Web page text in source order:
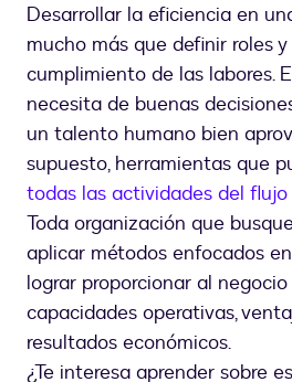
Desarrollar la eficiencia en
mucho más que definir roles
cumplimiento de las labores.
necesita de buenas
un talento humano bien
supuesto, herramientas que
todas las actividades del
Toda organización que
aplicar métodos enfocados
lograr proporcionar al
capacidades operativas,
resultados económicos.
¿Te interesa aprender sobre